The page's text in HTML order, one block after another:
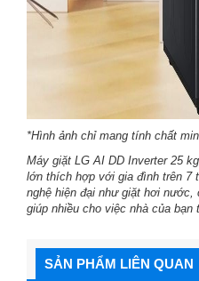
*Hình ảnh chỉ mang tính chất
Máy giặt LG AI DD Inverter 25
lớn thích hợp với gia đình trên 7
nghệ hiện đại như giặt hơi
giúp nhiều cho việc nhà của bạn
SẢN PHẨM LIÊN QUAN